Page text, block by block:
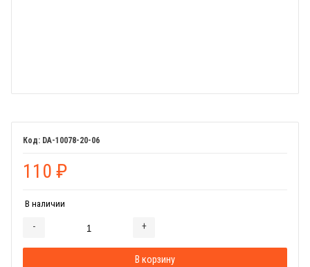
DA-10078-20-06
110 ₽
В наличии
- +
В корзину